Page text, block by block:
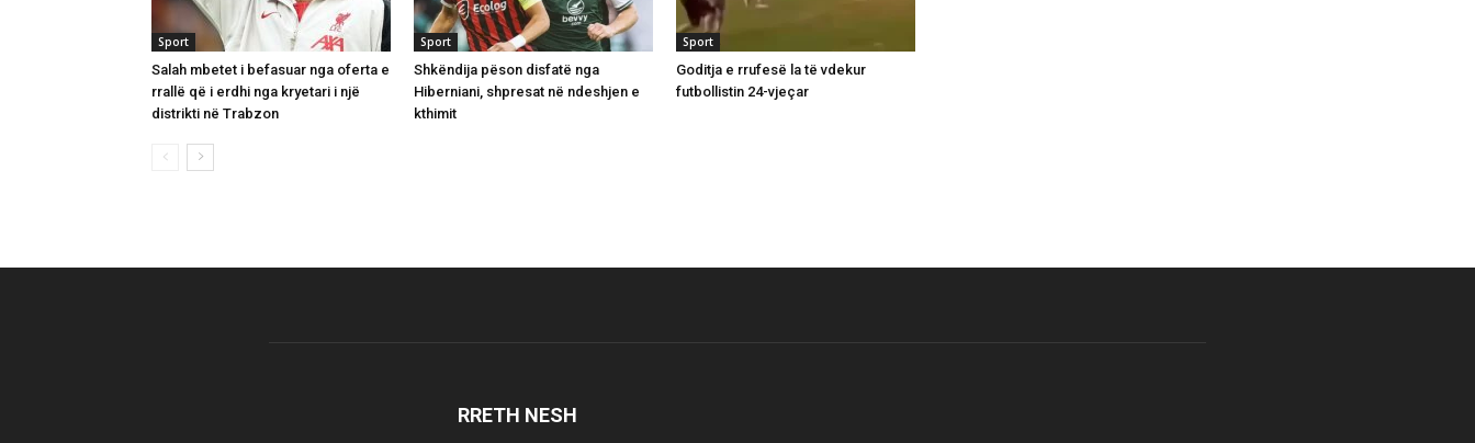
Sport
Salah mbetet i befasuar nga oferta e
rrallë që i erdhi nga kryetari i një
distrikti në Trabzon
Sport
Shkëndija pëson disfatë nga
Hiberniani, shpresat në ndeshjen e
kthimit
Sport
Goditja e rrufesë la të vdekur
futbollistin 24-vjeçar
RRETH NESH